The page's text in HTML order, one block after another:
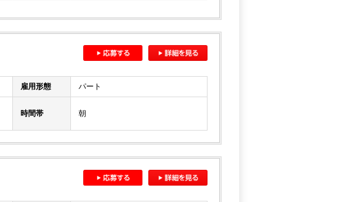
雇用形態 パート
時間帯 朝